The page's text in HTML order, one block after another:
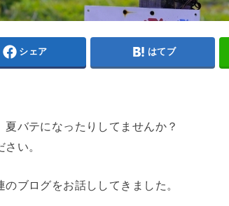
シェア はてブ
バテになったりしてませんか？
い。
ブログをお話ししてきました。